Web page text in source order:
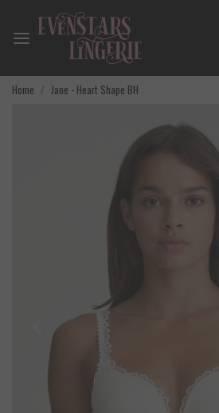
Home Jane - Heart Shape BH
Vorige